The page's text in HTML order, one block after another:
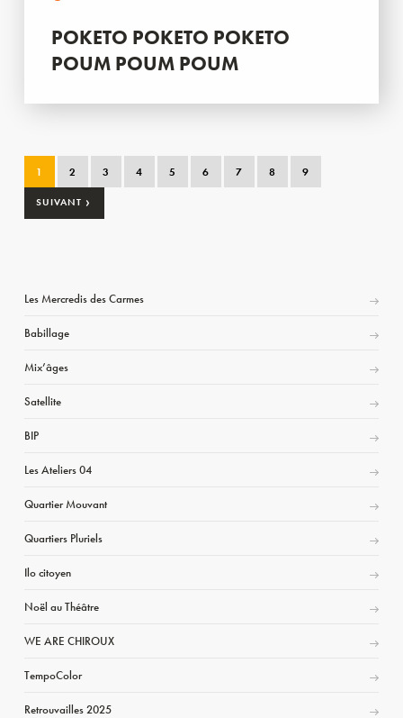
POKETO POKETO POKETO
POUM POUM POUM
1 2 3 4 5 6 7 8 9
SUIVANT ›
Les Mercredis des Carmes
Babillage
Mix’âges
Satellite
BIP
Les Ateliers 04
Quartier Mouvant
Quartiers Pluriels
Ilo citoyen
Noël au Théâtre
WE ARE CHIROUX
TempoColor
Retrouvailles 2025